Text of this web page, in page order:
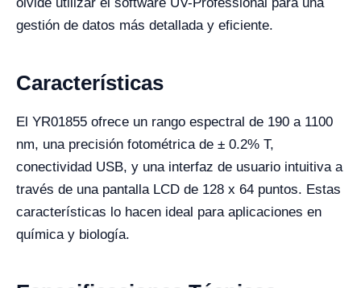
gestión de datos más detallada y eficiente.
Características
El YR01855 ofrece un rango espectral de 190 a 1100
nm, una precisión fotométrica de ± 0.2% T,
conectividad USB, y una interfaz de usuario intuitiva a
través de una pantalla LCD de 128 x 64 puntos. Estas
características lo hacen ideal para aplicaciones en
química y biología.